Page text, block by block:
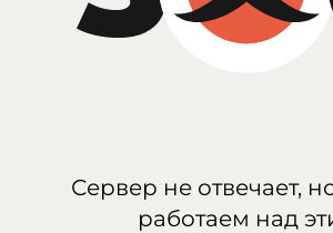
Сервер не отвечает,
работаем над